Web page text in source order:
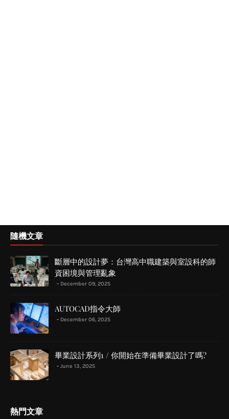
隨機文章
斷層中的設計夢：台灣高中職建築與室設科的師
資困境與管理亂象
December 09, 2025
AUTOCAD指令大師
December 06, 2025
畢業設計系列1 / 你開始在準備畢業設計了嗎?
June 13, 2025
熱門文章